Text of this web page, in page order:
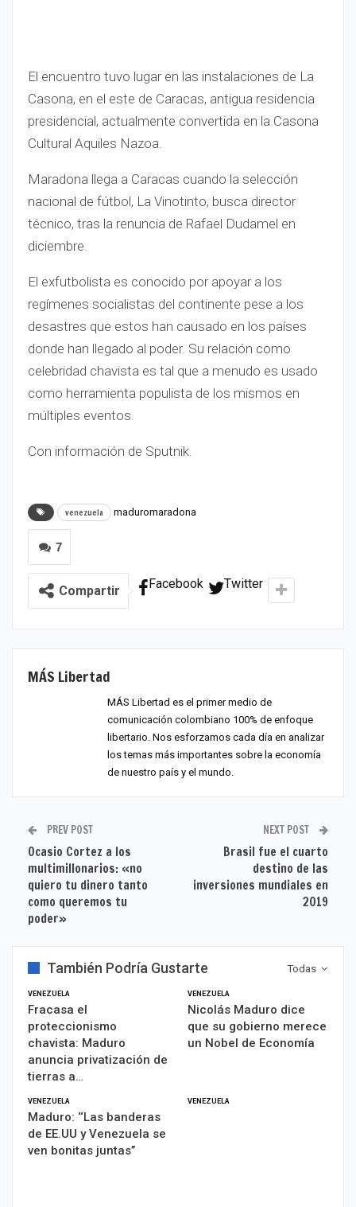
El encuentro tuvo lugar en las instalaciones de La
Casona, en el este de Caracas, antigua residencia
presidencial, actualmente convertida en la Casona
Cultural Aquiles Nazoa.
Maradona llega a Caracas cuando la selección
nacional de fútbol, La Vinotinto, busca director
técnico, tras la renuncia de Rafael Dudamel en
diciembre.
El exfutbolista es conocido por apoyar a los
regímenes socialistas del continente pese a los
desastres que estos han causado en los países
donde han llegado al poder. Su relación como
celebridad chavista es tal que a menudo es usado
como herramienta populista de los mismos en
múltiples eventos.
Con información de Sputnik.
maduromaradona
venezuela
7
Compartir Facebook Twitter
MÁS Libertad
MÁS Libertad es el primer medio de
comunicación colombiano 100% de enfoque
libertario. Nos esforzamos cada día en analizar
los temas más importantes sobre la economía
de nuestro país y el mundo.
PREV POST
Ocasio Cortez a los
multimillonarios: «no
quiero tu dinero tanto
como queremos tu
poder»
NEXT POST
Brasil fue el cuarto
destino de las
inversiones mundiales en
2019
Todas
También Podría Gustarte
VENEZUELA
Fracasa el
proteccionismo
chavista: Maduro
anuncia privatización de
tierras a…
VENEZUELA
Nicolás Maduro dice
que su gobierno merece
un Nobel de Economía
VENEZUELA
Maduro: ‘‘Las banderas
de EE.UU y Venezuela se
ven bonitas juntas’’
VENEZUELA